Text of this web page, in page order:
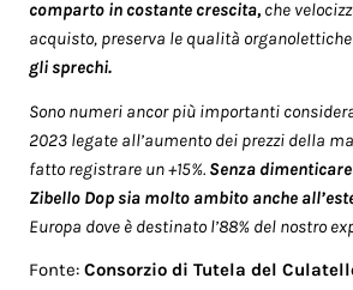
comparto in costante crescita, che
acquisto, preserva le qualità
gli sprechi.
Sono numeri ancor più importanti
2023 legate all’aumento dei prezzi della
fatto registrare un +15%. Senza
Zibello Dop sia molto ambito anche
Europa dove è destinato l’88% del nostro
Fonte:Consorzio di Tutela del